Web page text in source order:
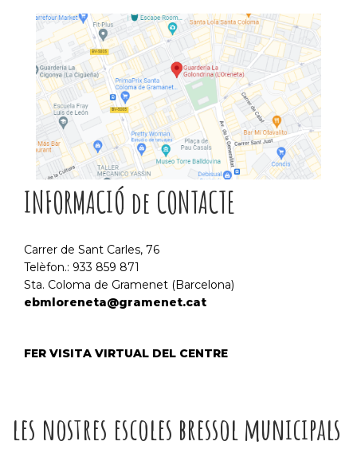
INFORMACIÓ de CONTACTE
Carrer de Sant Carles, 76
Telèfon.: 933 859 871
Sta. Coloma de Gramenet (Barcelona)
ebmloreneta@gramenet.cat
FER VISITA VIRTUAL DEL CENTRE
les nostres escoles bressol municipals